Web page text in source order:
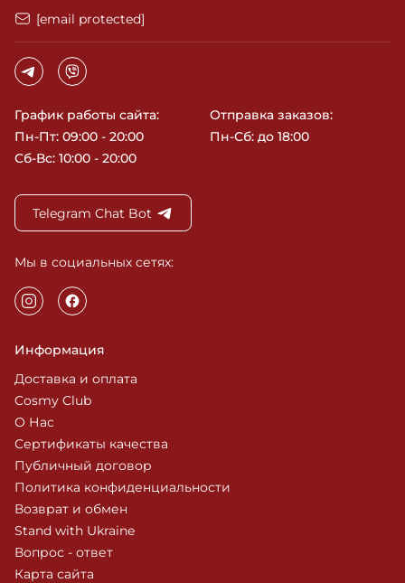
[email protected]
График работы сайта:
Пн-Пт: 09:00 - 20:00
Сб-Вс: 10:00 - 20:00
Отправка заказов:
Пн-Сб: до 18:00
Telegram Chat Bot
Мы в социальных сетях:
Информация
Доставка и оплата
Cosmy Club
О Нас
Сертификаты качества
Публичный договор
Политика конфиденциальности
Возврат и обмен
Stand with Ukraine
Вопрос - ответ
Карта сайта